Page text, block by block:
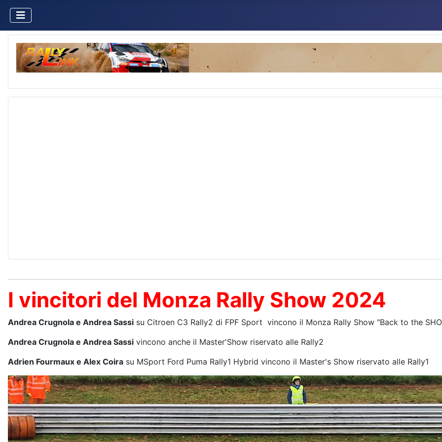
I vincitori del Monza Rally Show 2024
Andrea Crugnola e Andrea Sassi su Citroen C3 Rally2 di FPF Sport vincono il Monza Rally Show "Back to the
Andrea Crugnola e Andrea Sassi vincono anche il Master'Show riservato alle Rally2
Adrien Fourmaux e Alex Coira su MSport Ford Puma Rally1 Hybrid vincono il Master's Show riservato alle Rally1